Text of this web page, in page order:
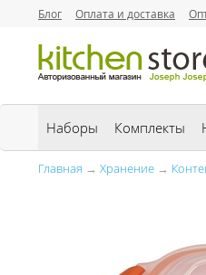
Блог Оплата и доставка
Наборы Комплекты
Главная → Хранение →